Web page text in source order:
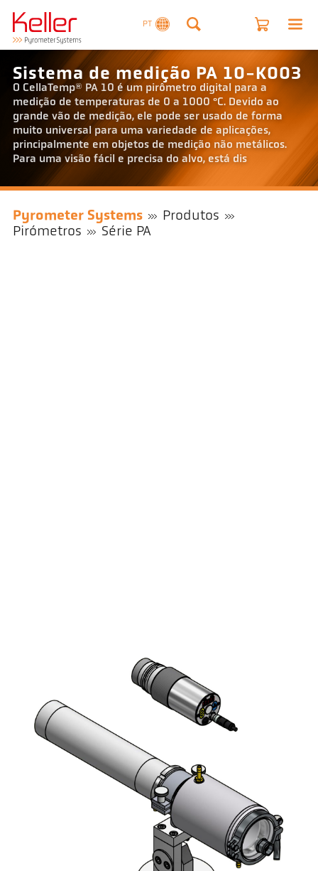
PT
Sistema de medição PA 10-K003
O CellaTemp® PA 10 é um pirômetro digital para a
medição de temperaturas de 0 a 1000 °C. Devido ao
grande vão de medição, ele pode ser usado de forma
muito universal para uma variedade de aplicações,
principalmente em objetos de medição não metálicos.
Para uma visão fácil e precisa do alvo, está dis
Pyrometer Systems
Produtos
Pirómetros
Série PA